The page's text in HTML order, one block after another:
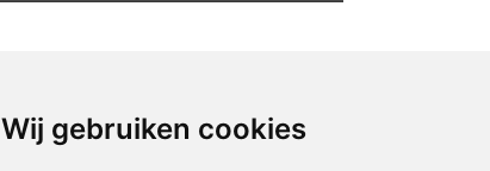
Wij gebruiken cookies